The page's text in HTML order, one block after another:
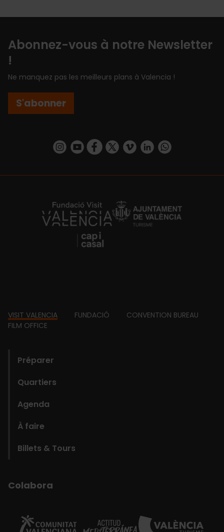
Abonnez-vous à notre Newsletter
!
Ne manquez pas les meilleurs plans à Valencia !
S'abonner
https://www.instagram.com/visit_valencia/
https://www.youtube.com/user/
https://www.facebook.com/
https://twitter.com/
https://vimeo.com/
https://www.linkedin.com/company/turismo-valencia/https://api.whatsapp.com/send/
https://fundacion.visitvalencia.com/
Footer
VISIT VALENCIA FUNDACIÓ
CONVENTION BUREAU
FILM OFFICE
Préparer
Quartiers
Agenda
À faire
Billets & Tours
Colabora